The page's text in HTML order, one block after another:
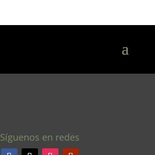
Síguenos en redes